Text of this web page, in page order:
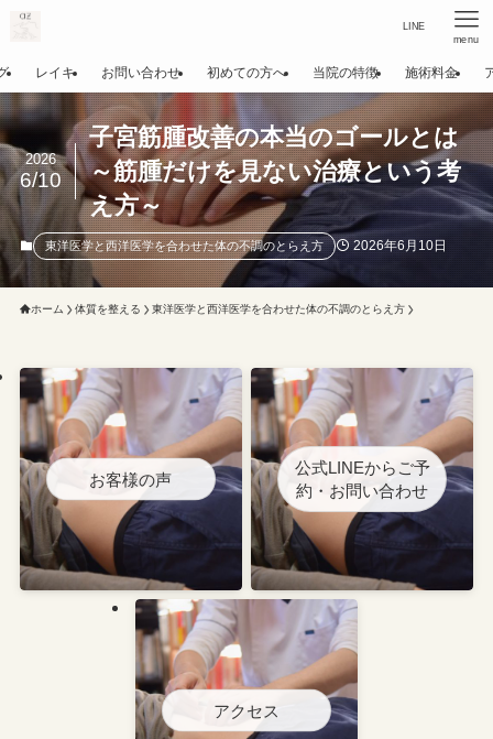
LINE
menu
レイキ お問い合わせ 初めての方へ 当院の特徴 施術料金
子宮筋腫改善の本当のゴールとは
～筋腫だけを見ない治療という考
え方～
2026
6/10
東洋医学と西洋医学を合わせた体の不調のとらえ方 2026年6月10日
ホーム 体質を整える 東洋医学と西洋医学を合わせた体の不調のとらえ方
お客様の声
公式LINEからご予
約・お問い合わせ
アクセス